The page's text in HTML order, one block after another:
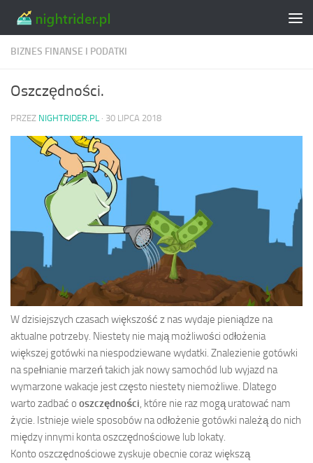
Skip to content
BIZNES FINANSE I PODATKI
Oszczędności.
PRZEZ NIGHTRIDER.PL · 30 LIPCA 2018
W dzisiejszych czasach większość z nas wydaje pieniądze na
aktualne potrzeby. Niestety nie mają możliwości odłożenia
większej gotówki na niespodziewane wydatki. Znalezienie gotówki
na spełnianie marzeń takich jak nowy samochód lub wyjazd na
wymarzone wakacje jest często niestety niemożliwe. Dlatego
warto zadbać o oszczędności, które nie raz mogą uratować nam
życie. Istnieje wiele sposobów na odłożenie gotówki należą do nich
między innymi konta oszczędnościowe lub lokaty.
Konto oszczędnościowe zyskuje obecnie coraz większą